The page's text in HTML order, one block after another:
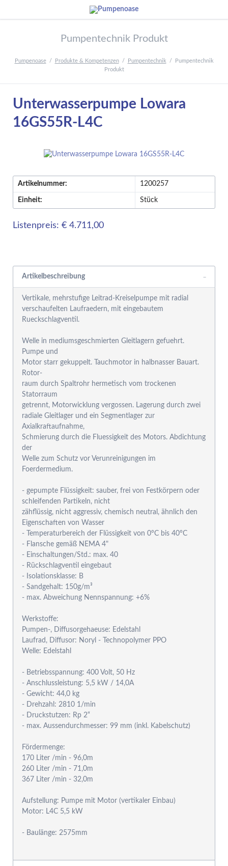
Pumpentechnik Produkt
Pumpenoase Produkte & Kompetenzen Pumpentechnik
Pumpentechnik
Produkt
Unterwasserpumpe Lowara
16GS55R-L4C
Artikelnummer: 1200257
Einheit: Stück
Listenpreis: € 4.711,00
Artikelbeschreibung
Vertikale, mehrstufige Leitrad-Kreiselpumpe mit radial
verschaufelten Laufraedern, mit eingebautem
Rueckschlagventil.
Welle in mediumsgeschmierten Gleitlagern gefuehrt.
Pumpe und
Motor starr gekuppelt. Tauchmotor in halbnasser Bauart.
Rotor-
raum durch Spaltrohr hermetisch vom trockenen
Statorraum
getrennt, Motorwicklung vergossen. Lagerung durch zwei
radiale Gleitlager und ein Segmentlager zur
Axialkraftaufnahme,
Schmierung durch die Fluessigkeit des Motors. Abdichtung
der
Welle zum Schutz vor Verunreinigungen im
Foerdermedium.
- gepumpte Flüssigkeit: sauber, frei von Festkörpern oder
schleifenden Partikeln, nicht
zähflüssig, nicht aggressiv, chemisch neutral, ähnlich den
Eigenschaften von Wasser
- Temperaturbereich der Flüssigkeit von 0°C bis 40°C
- Flansche gemäß NEMA 4"
- Einschaltungen/Std.: max. 40
- Rückschlagventil eingebaut
- Isolationsklasse: B
- Sandgehalt: 150g/m³
- max. Abweichung Nennspannung: +6%
Werkstoffe:
Pumpen-, Diffusorgehaeuse: Edelstahl
Laufrad, Diffusor: Noryl - Technopolymer PPO
Welle: Edelstahl
- Betriebsspannung: 400 Volt, 50 Hz
- Anschlussleistung: 5,5 kW / 14,0A
- Gewicht: 44,0 kg
- Drehzahl: 2810 1/min
- Druckstutzen: Rp 2“
- max. Aussendurchmesser: 99 mm (inkl. Kabelschutz)
Fördermenge:
170 Liter /min - 96,0m
260 Liter /min - 71,0m
367 Liter /min - 32,0m
Aufstellung: Pumpe mit Motor (vertikaler Einbau)
Motor: L4C 5,5 kW
- Baulänge: 2575mm